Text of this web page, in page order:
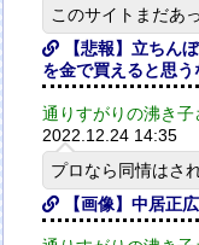
このサイトまだあ
【悲報】立ちん
を金で買えると思う
通りすがりの沸き子
2022.12.24 14:35
プロなら同情はさ
【画像】中居正